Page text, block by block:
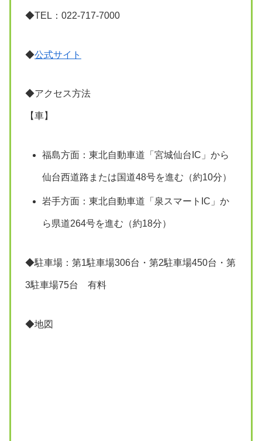
◆TEL：022-717-7000
◆公式サイト
◆アクセス方法
【車】
福島方面：東北自動車道「宮城仙台IC」から
仙台西道路または国道48号を進む（約10分）
岩手方面：東北自動車道「泉スマートIC」か
ら県道264号を進む（約18分）
◆駐車場：第1駐車場306台・第2駐車場450台・第
3駐車場75台 有料
◆地図